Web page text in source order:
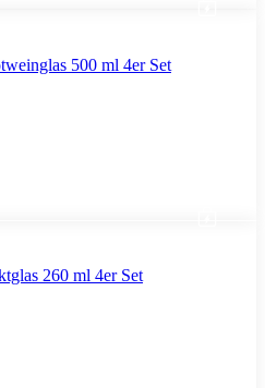
500 ml 4er Set
260 ml 4er Set